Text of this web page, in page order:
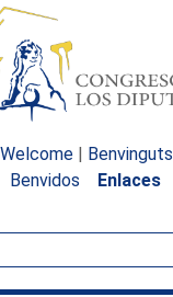
Welcome | Benvinguts
Benvidos
Enlaces